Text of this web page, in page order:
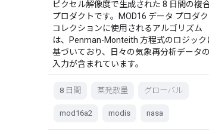
ピクセル解像度で生成された 8 日間の複
プロダクトです。MOD16 データ プロダク
コレクションに使用されるアルゴリズム
は、Penman-Monteith 方程式のロジック
基づいており、日々の気象再分析データの
入力が含まれています。
8 日間 蒸発散量 グローバル
mod16a2 modis nasa